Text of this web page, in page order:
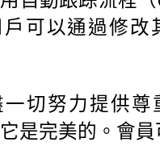
可以通過修改
切努力提供尊
是完美的。會